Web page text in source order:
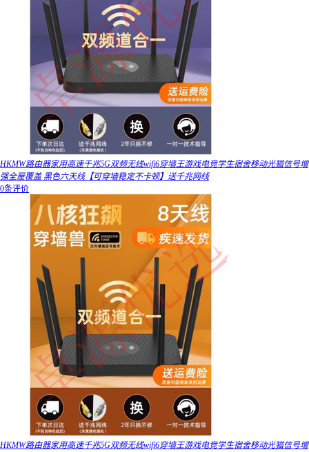
HKMW路由器家用高速千兆5G双频无线wifi6穿墙王游戏电竞学生宿舍移动光猫信号增
强全屋覆盖 黑色六天线【可穿墙稳定不卡顿】送千兆网线
0条评价
HKMW路由器家用高速千兆5G双频无线wifi6穿墙王游戏电竞学生宿舍移动光猫信号增